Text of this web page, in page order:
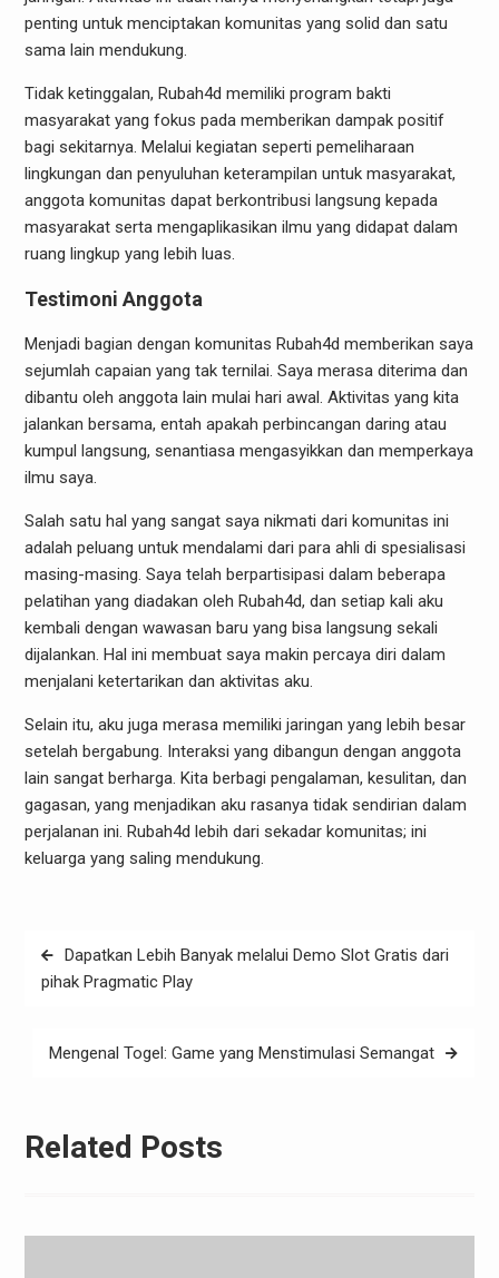
penting untuk menciptakan komunitas yang solid dan satu
sama lain mendukung.
Tidak ketinggalan, Rubah4d memiliki program bakti
masyarakat yang fokus pada memberikan dampak positif
bagi sekitarnya. Melalui kegiatan seperti pemeliharaan
lingkungan dan penyuluhan keterampilan untuk masyarakat,
anggota komunitas dapat berkontribusi langsung kepada
masyarakat serta mengaplikasikan ilmu yang didapat dalam
ruang lingkup yang lebih luas.
Testimoni Anggota
Menjadi bagian dengan komunitas Rubah4d memberikan saya
sejumlah capaian yang tak ternilai. Saya merasa diterima dan
dibantu oleh anggota lain mulai hari awal. Aktivitas yang kita
jalankan bersama, entah apakah perbincangan daring atau
kumpul langsung, senantiasa mengasyikkan dan memperkaya
ilmu saya.
Salah satu hal yang sangat saya nikmati dari komunitas ini
adalah peluang untuk mendalami dari para ahli di spesialisasi
masing-masing. Saya telah berpartisipasi dalam beberapa
pelatihan yang diadakan oleh Rubah4d, dan setiap kali aku
kembali dengan wawasan baru yang bisa langsung sekali
dijalankan. Hal ini membuat saya makin percaya diri dalam
menjalani ketertarikan dan aktivitas aku.
Selain itu, aku juga merasa memiliki jaringan yang lebih besar
setelah bergabung. Interaksi yang dibangun dengan anggota
lain sangat berharga. Kita berbagi pengalaman, kesulitan, dan
gagasan, yang menjadikan aku rasanya tidak sendirian dalam
perjalanan ini. Rubah4d lebih dari sekadar komunitas; ini
keluarga yang saling mendukung.
Post
navigation
Dapatkan Lebih Banyak melalui Demo Slot Gratis dari
pihak Pragmatic Play
Mengenal Togel: Game yang Menstimulasi Semangat
Related Posts